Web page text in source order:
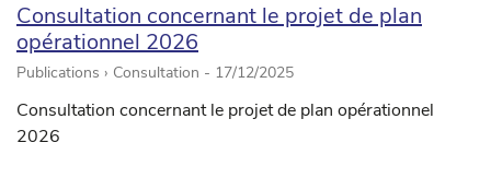
Consultation concernant le projet de plan
opérationnel 2026
Publications › Consultation - 17/12/2025
Consultation concernant le projet de plan opérationnel
2026